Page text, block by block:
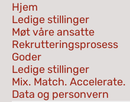
Hjem
Ledige stillinger
Møt våre ansatte
Rekrutteringsprosess
Goder
Ledige stillinger
Mix. Match. Accelerate.
Data og personvern